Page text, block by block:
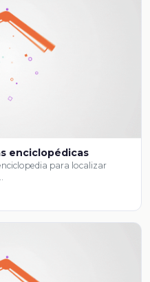
enciclopédicas
para localizar